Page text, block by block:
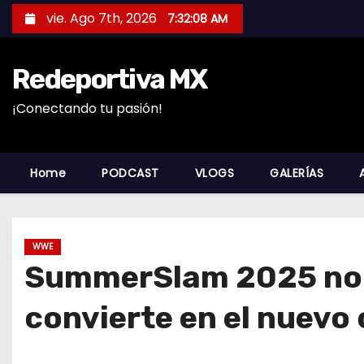
a
c
vie. Ago 7th, 2026 7:32:09 AM
Redeportiva MX
¡Conectando tu pasión!
Home PODCAST VLOGS GALERÍAS
WWE
SummerSlam 2025
convierte en el nuevo